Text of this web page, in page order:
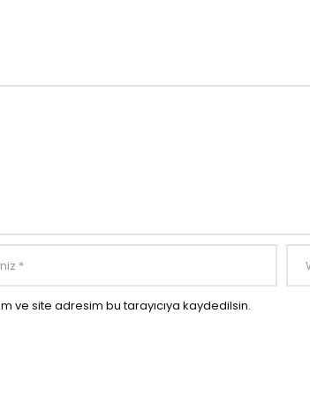
ve site adresim bu tarayıcıya kaydedilsin.